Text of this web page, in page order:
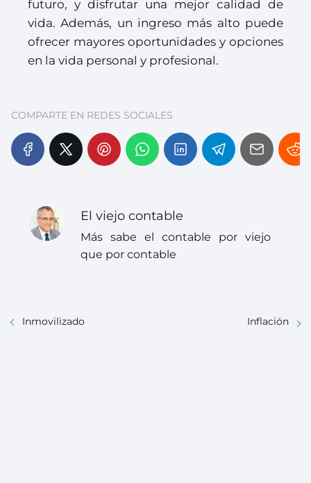
futuro, y disfrutar una mejor calidad de
vida. Además, un ingreso más alto puede
ofrecer mayores oportunidades y opciones
en la vida personal y profesional.
COMPARTE EN REDES SOCIALES
El viejo contable
Más sabe el contable por viejo
que por contable
Inmovilizado Inflación